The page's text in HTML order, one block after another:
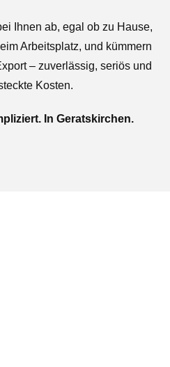
Ihnen ab, egal ob zu Hause,
Arbeitsplatz, und kümmern
– zuverlässig, seriös und
Kosten.
In Geratskirchen.